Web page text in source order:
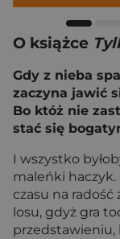
O książce
Gdy z nieba
zaczyna jawić
Bo któż nie
stać się
I wszystko
maleńki haczyk.
czasu na
losu, gdyż gra
przedstawieniu,